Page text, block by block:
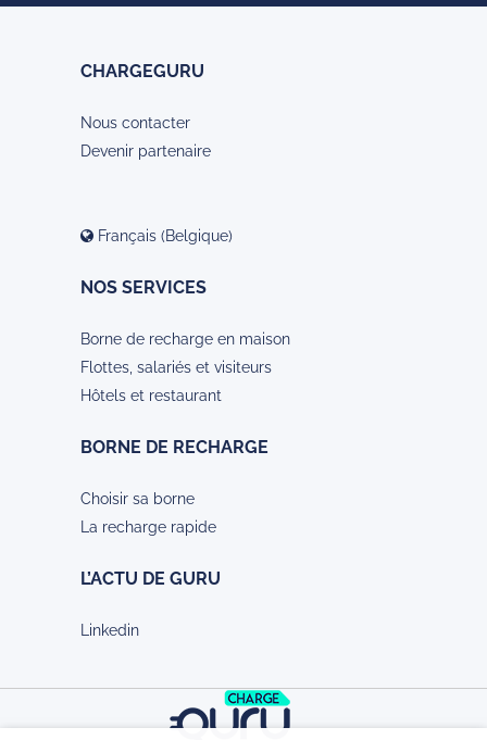
CHARGEGURU
Nous contacter
Devenir partenaire
Français (Belgique)
NOS SERVICES
Borne de recharge en maison
Flottes, salariés et visiteurs
Hôtels et restaurant
BORNE DE RECHARGE
Choisir sa borne
La recharge rapide
L’ACTU DE GURU
Linkedin